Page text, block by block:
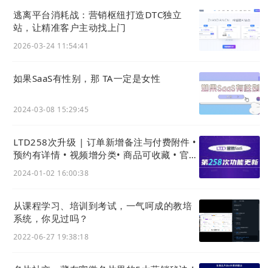
逃离平台消耗战：营销枢纽打造DTC独立
站，让精准客户主动找上门
2026-03-24 11:54:41
如果SaaS有性别，那 TA一定是女性
2024-03-08 15:29:45
LTD258次升级 | 订单新增备注与付费附件 •
预约有详情 • 视频增分类• 商品可收藏 • 官微
2024-01-02 16:00:38
从课程学习、培训到考试，一气呵成的教培
系统，你见过吗？
2022-06-27 19:38:18